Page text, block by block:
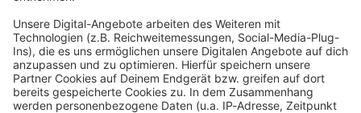
Kontaktformular
Sprachnachricht